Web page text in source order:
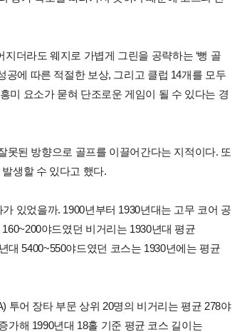
더라도 웨지로 가볍게 그린을 공략하는 ‘뻥 골
공에 따른 적절한 보상, 그리고 클럽 14개를 모두
미 요소가 묻혀 단조로운 게임이 될 수 있다는 경
못된 방향으로 골프를 이끌어간다는 지적이다. 또
생할 수 있다고 했다.
있었을까. 1900년부터 1930년대는 고무 코어 공
야드였던 비거리는 1930년대 평균
대 5400~550야드였던 코스는 1930년에는 평균
투어 장타 부문 상위 20명의 비거리는 평균 278야
가해 1990년대 18홀 기준 평균 코스 길이는